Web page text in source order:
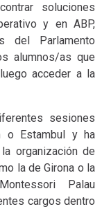
soluciones
y en ABP,
del Parlamento
alumnos/as que
acceder a la
sesiones
o Estambul y ha
organización de
la de Girona o la
Palau
cargos dentro